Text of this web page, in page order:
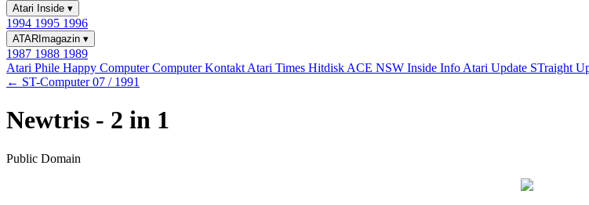
Atari Inside ▾
1994 1995 1996
ATARImagazin ▾
1987 1988 1989
Atari Phile Happy ComputerComputer Kontakt Atari Times Hitdisk ACE NSW Inside Info Atari Update STraight
← ST-Computer 07 / 1991
Newtris - 2 in 1
Public Domain